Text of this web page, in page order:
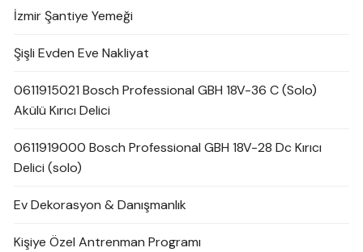
İzmir Şantiye Yemeği
Şişli Evden Eve Nakliyat
0611915021 Bosch Professional GBH 18V-36 C (Solo)
Akülü Kırıcı Delici
0611919000 Bosch Professional GBH 18V-28 Dc Kırıcı
Delici (solo)
Ev Dekorasyon & Danışmanlık
Kişiye Özel Antrenman Programı